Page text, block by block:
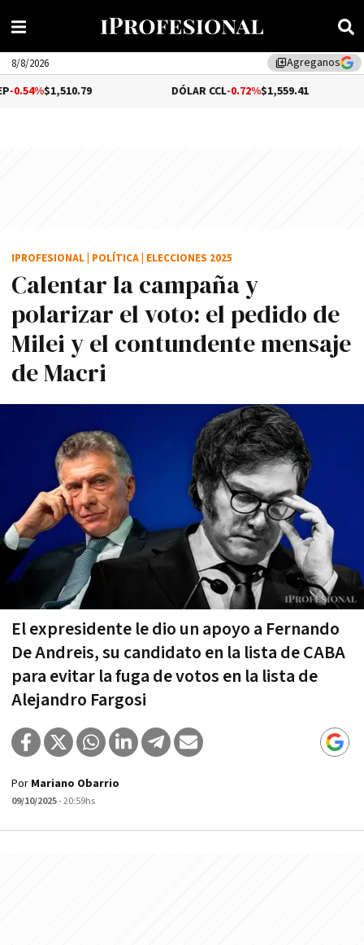
library_addAgreganos
8/8/2026
DÓLAR CCL-0.72%$1,559.41
Calentar la campaña y
polarizar el voto: el pedido de
Milei y el contundente mensaje
de Macri
El expresidente le dio un apoyo a Fernando
De Andreis, su candidato en la lista de CABA
para evitar la fuga de votos en la lista de
Alejandro Fargosi
IPROFESIONAL POLÍTICA ELECCIONES 2025
Por Mariano Obarrio
09/10/2025- 20:59hs